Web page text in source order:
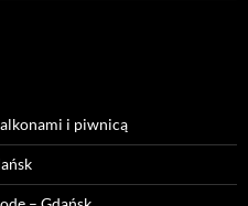
i piwnicą